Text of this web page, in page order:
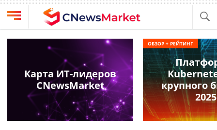
Выбрать
провайдера
Компании
обзоры
CNews
Конференции
Техника
Карта ИТ-лидеров
CNewsMarket
крупного
2025
ОБЗОР + РЕЙТИНГ